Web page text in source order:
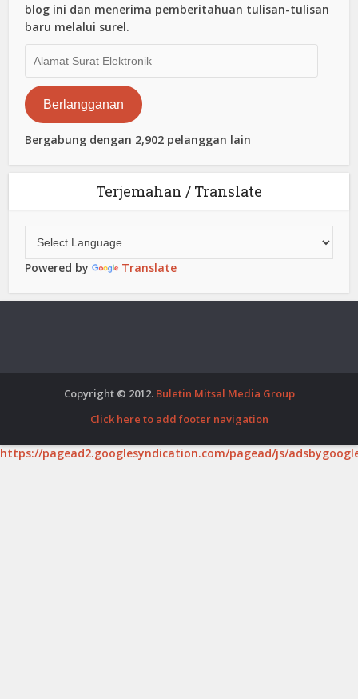
blog ini dan menerima pemberitahuan tulisan-tulisan
baru melalui surel.
Surat
Elektronik
Berlangganan
Bergabung dengan 2,902 pelanggan lain
Terjemahan / Translate
Powered by Translate
Copyright © 2012. Buletin Mitsal Media Group
Click here to add footer navigation
https://pagead2.googlesyndication.com/pagead/js/